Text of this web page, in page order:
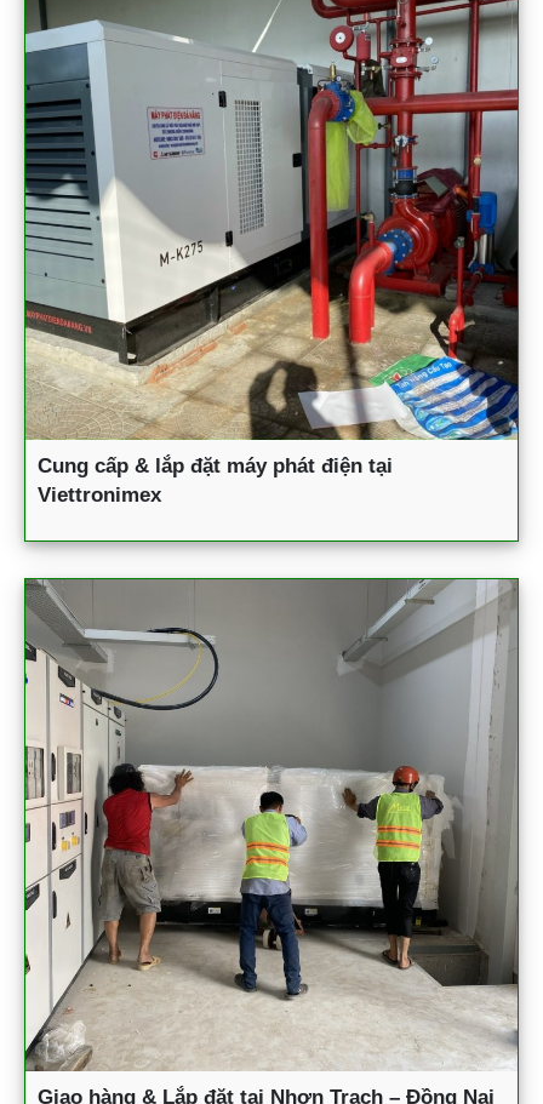
Cung cấp & lắp đặt máy phát điện tại
Viettronimex
Giao hàng & Lắp đặt tại Nhơn Trạch – Đồng Nai